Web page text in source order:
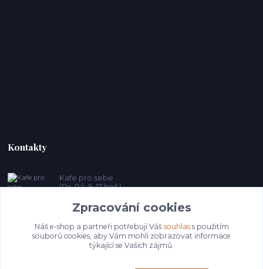
Kontakty
Kafe pro sebe
(Po-Pá, 9-17 hod.)
prosebeunicov@seznam.cz
Zpracování cookies
Náš e-shop a partneři potřebují Váš souhlass použitím
souborů cookies, aby Vám mohli zobrazovat informace
týkající se Vašich zájmů.